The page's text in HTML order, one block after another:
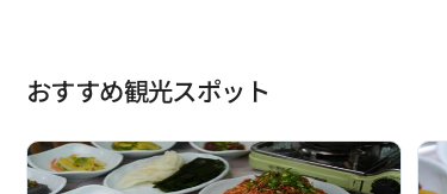
おすすめ観光スポット